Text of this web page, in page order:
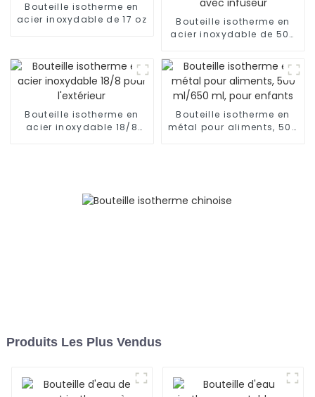
Bouteille isotherme en
acier inoxydable de 17 oz
Bouteille isotherme en
acier inoxydable de 500
Bouteille isotherme en
acier inoxydable 18/8
Bouteille isotherme en
métal pour aliments, 500
Produits Les Plus Vendus